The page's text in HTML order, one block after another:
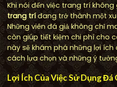
Khi nói đến việc trang trí
trang tríđang trở thành một
Những viên đá giả không chỉ
còn giúp tiết kiệm chi phí cho
này sẽ khám phá những lợi ích
cách lựa chọn và những ý
Lợi Ích Của Việc Sử Dụng Đá